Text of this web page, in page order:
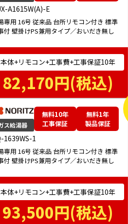
A1615W(A)-E
専用 16号 従来品 台所リモコン付き 標準
付 壁掛けPS兼用タイプ／おいだき無し
本体+リモコン+工事費+工事保証10年
82,170円(税込)
ス給湯器
無料10年
工事保証
無料1年
製品保証
1639WS-1
専用 16号 従来品 台所リモコン付き 標準
付 壁掛けPS兼用タイプ／おいだき無し
本体+リモコン+工事費+工事保証10年
93,500円(税込)